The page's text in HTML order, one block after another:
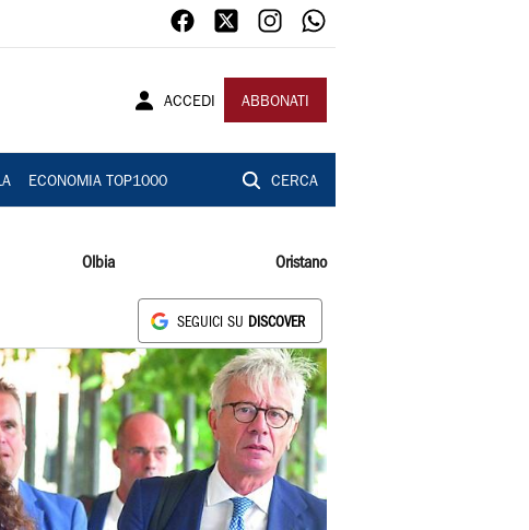
ACCEDI ABBONATI
ECONOMIA TOP1000 CERCA
Olbia Oristano
SEGUICI SU DISCOVER